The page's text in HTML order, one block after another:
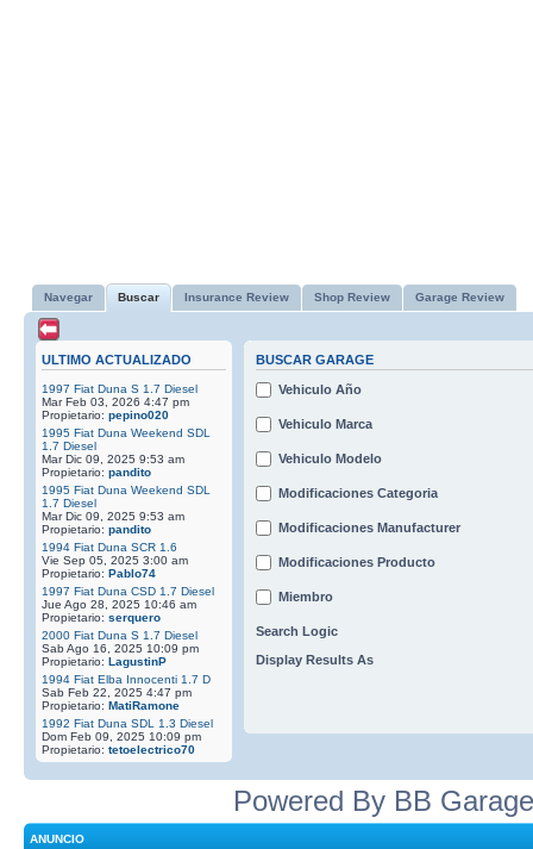
Navegar Buscar Insurance Review Shop Review Garage Review
ULTIMO ACTUALIZADO
1997 Fiat Duna S 1.7 Diesel
Mar Feb 03, 2026 4:47 pm
Propietario: pepino020
1995 Fiat Duna Weekend SDL
1.7 Diesel
Mar Dic 09, 2025 9:53 am
Propietario: pandito
1995 Fiat Duna Weekend SDL
1.7 Diesel
Mar Dic 09, 2025 9:53 am
Propietario: pandito
1994 Fiat Duna SCR 1.6
Vie Sep 05, 2025 3:00 am
Propietario: Pablo74
1997 Fiat Duna CSD 1.7 Diesel
Jue Ago 28, 2025 10:46 am
Propietario: serquero
2000 Fiat Duna S 1.7 Diesel
Sab Ago 16, 2025 10:09 pm
Propietario: LagustinP
1994 Fiat Elba Innocenti 1.7 D
Sab Feb 22, 2025 4:47 pm
Propietario: MatiRamone
1992 Fiat Duna SDL 1.3 Diesel
Dom Feb 09, 2025 10:09 pm
Propietario: tetoelectrico70
BUSCAR GARAGE
Vehiculo Año
Vehiculo Marca
Vehiculo Modelo
Modificaciones Categoria
Modificaciones Manufacturer
Modificaciones Producto
Miembro
Search Logic
Display Results As
Powered By BB
ANUNCIO